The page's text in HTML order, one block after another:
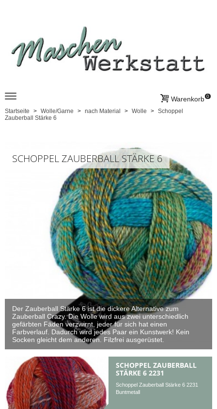
Warenkorb 0
Startseite Wolle/Garne nach Material Wolle
Schoppel
Zauberball Stärke 6
SCHOPPEL ZAUBERBALL STÄRKE 6
Der Zauberball Stärke 6 ist die dickere Alternative zum
Zauberball Crazy. Die Wolle wird aus zwei unterschiedlich
gefärbten Fäden verzwirnt, jeder für sich hat einen
Farbverlauf. Dadurch wird jedes Paar ein Kunstwerk! Kein
Socken gleicht dem anderen. Filzfrei ausgerüstet.
SCHOPPEL ZAUBERBALL
STÄRKE 6 2231
Schoppel Zauberball Stärke 6 2231
Buntmetall